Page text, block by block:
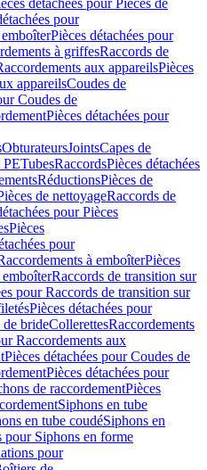
détachées pour Pièces de
pour
Pièces détachées pour
à griffesRaccords de
aux appareilsPièces
appareilsCoudes de
Coudes de
Pièces détachées pour
ObturateursJointsCapes de
PETubesRaccordsPièces détachées
RéductionsPièces de
de nettoyageRaccords de
pour Pièces
Pièces
pour
à emboîterPièces
emboîterRaccords de transition sur
pour Raccords de transition sur
Pièces détachées pour
de brideCollerettesRaccordements
Raccordements aux
Pièces détachées pour Coudes de
Pièces détachées pour
de raccordementPièces
Siphons en tube
en tube coudéSiphons en
pour Siphons en forme
pour